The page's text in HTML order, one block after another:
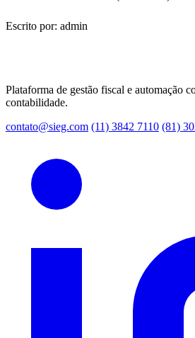
Escrito por: admin
Plataforma de gestão fiscal e automação
contabilidade.
contato@sieg.com (11) 3842 7110 (81)